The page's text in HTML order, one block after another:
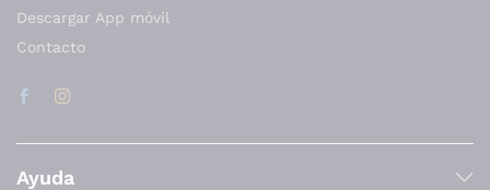
Descargar App móvil
Contacto
Ayuda